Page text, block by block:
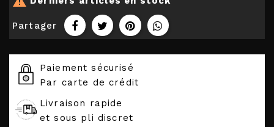
Partager
Paiement sécurisé
Par carte de crédit
Livraison rapide
et sous pli discret